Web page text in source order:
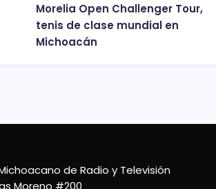
Morelia Open Challenger Tour,
tenis de clase mundial en
Michoacán
de Radio y Televisión
Moreno #200